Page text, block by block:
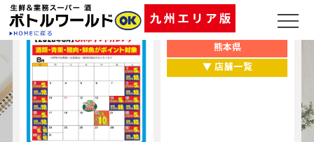
熊本県
▼ 店舗一覧